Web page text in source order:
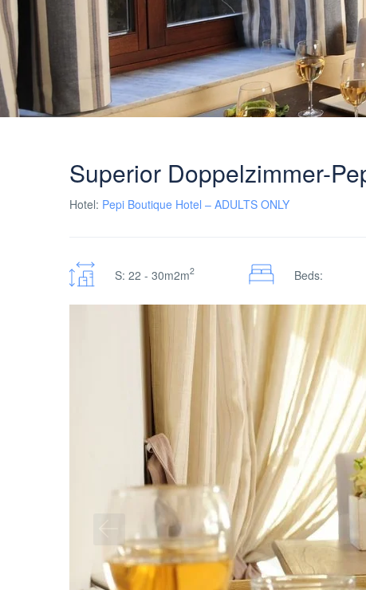
Superior Doppelzimmer-
Hotel: Pepi Boutique Hotel – ADULTS ONLY
S: 22 - 30m2m2 Beds: